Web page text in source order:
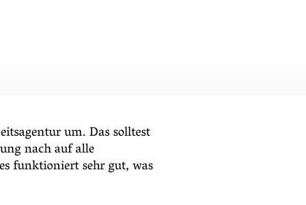
um. Das solltest
nach auf alle
funktioniert sehr gut, was